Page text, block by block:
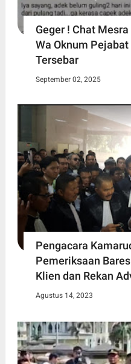
Geger ! Chat
Wa Oknum
Tersebar
September 02, 2025
Pengacara
Pemeriksaan
Klien dan Rekan
Agustus 14, 2023